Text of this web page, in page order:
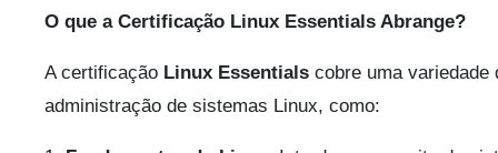
O que a Certificação Linux Essentials Abrange?
A certificação Linux Essentials cobre uma
administração de sistemas Linux, como: